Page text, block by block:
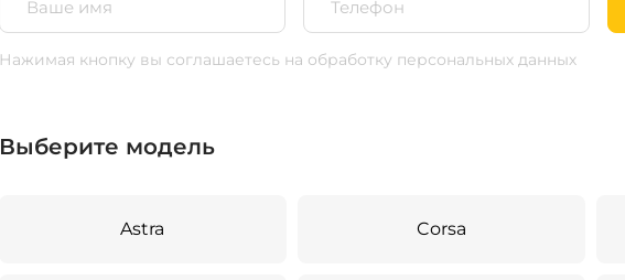
Нажимая кнопку вы соглашаетесь на обработку персональных данных
Выберите модель
Astra Corsa